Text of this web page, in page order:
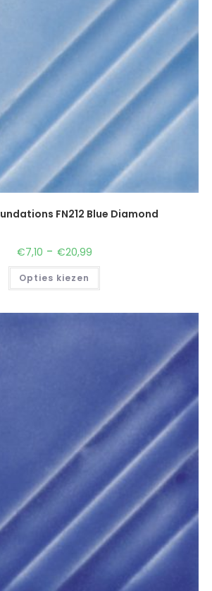
FN212 Blue Diamond
€7,10 - €20,99
Opties kiezen